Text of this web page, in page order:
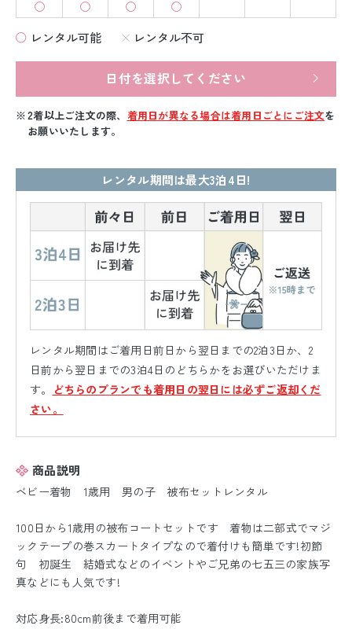
レンタル可能 レンタル不可
日付を選択してください
2着以上ご注文の際、 着用日が異なる場合は着用日ごとにご注文を
お願いいたします。
レンタル期間は最大3泊4日!
レンタル期間はご着用日前日から翌日までの2泊3日か、2
日前から翌日までの3泊4日のどちらかをお選びいただけま
す。
どちらのプランでも着用日の翌日には必ずご返却くだ
さい。
商品説明
ベビー着物 1歳用 男の子 被布セットレンタル
100日から1歳用の被布コートセットです 着物は二部式でマジ
ックテープの巻スカートタイプなので着付けも簡単です!初節
句 初誕生 結婚式などのイベントやご兄弟の七五三の家族写
真などにも人気です!
対応身長:80cm前後まで着用可能